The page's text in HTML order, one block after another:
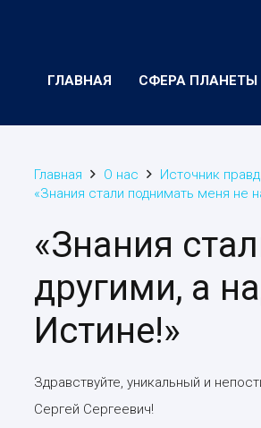
ГЛАВНАЯ СФЕРА ПЛАНЕТЫ
Главная О нас
Источник
«Знания стали поднимать меня не
«Знания
другими, а
Истине!»
Здравствуйте, уникальный и
Сергей Сергеевич!